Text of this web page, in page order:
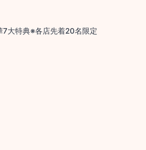
7大特典※各店先着20名限定